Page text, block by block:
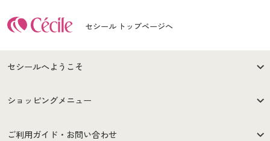
セシール トップページへ
セシールへようこそ
はじめての方へ
セシールご利用規約
ショッピングメニュー
商品カテゴリ
ご利用ガイド・お問い合わせ